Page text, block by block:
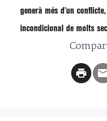
generà més d’un
incondicional de molts